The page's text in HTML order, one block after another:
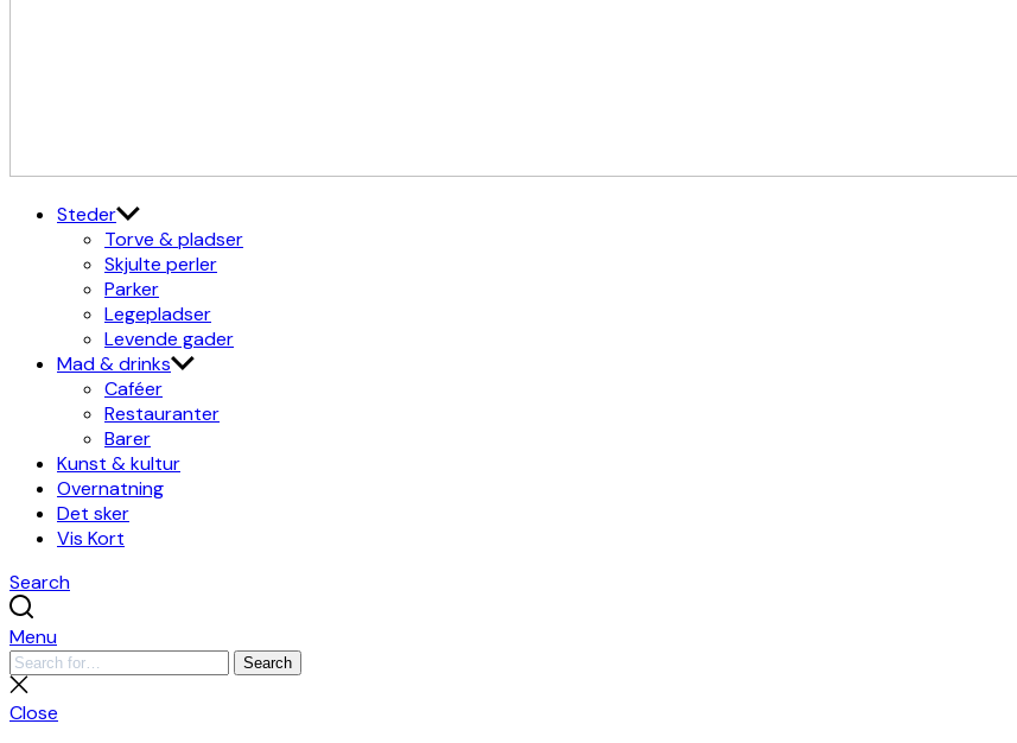
Steder
Torve & pladser
Skjulte perler
Parker
Legepladser
Levende gader
Mad & drinks
Caféer
Restauranter
Barer
Kunst & kultur
Overnatning
Det sker
Vis Kort
Search
Menu
Search
for:
Search
Close
search
Close